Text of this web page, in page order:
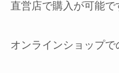
直営店で購入が可能で
オンラインショップで